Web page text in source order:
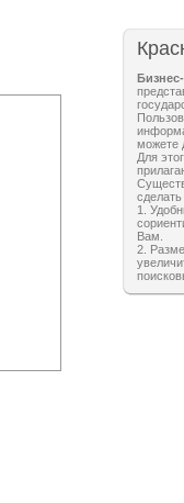
можете
Для
1.
Вам.
2.